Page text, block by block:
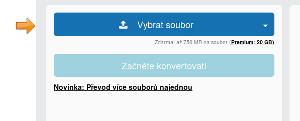
Vybrat soubor
Zdarma: až 750 MB na soubor (Premium: 20 GB)
Začněte konvertovat!
Novinka: Převod více souborů najednou